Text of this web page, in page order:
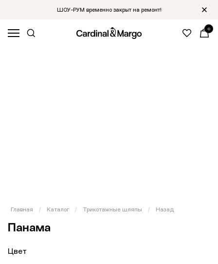
ШОУ-РУМ временно закрыт на ремонт!
0
Главная / Каталог / Трикотажные шляпы / Назад
Панама
Цвет